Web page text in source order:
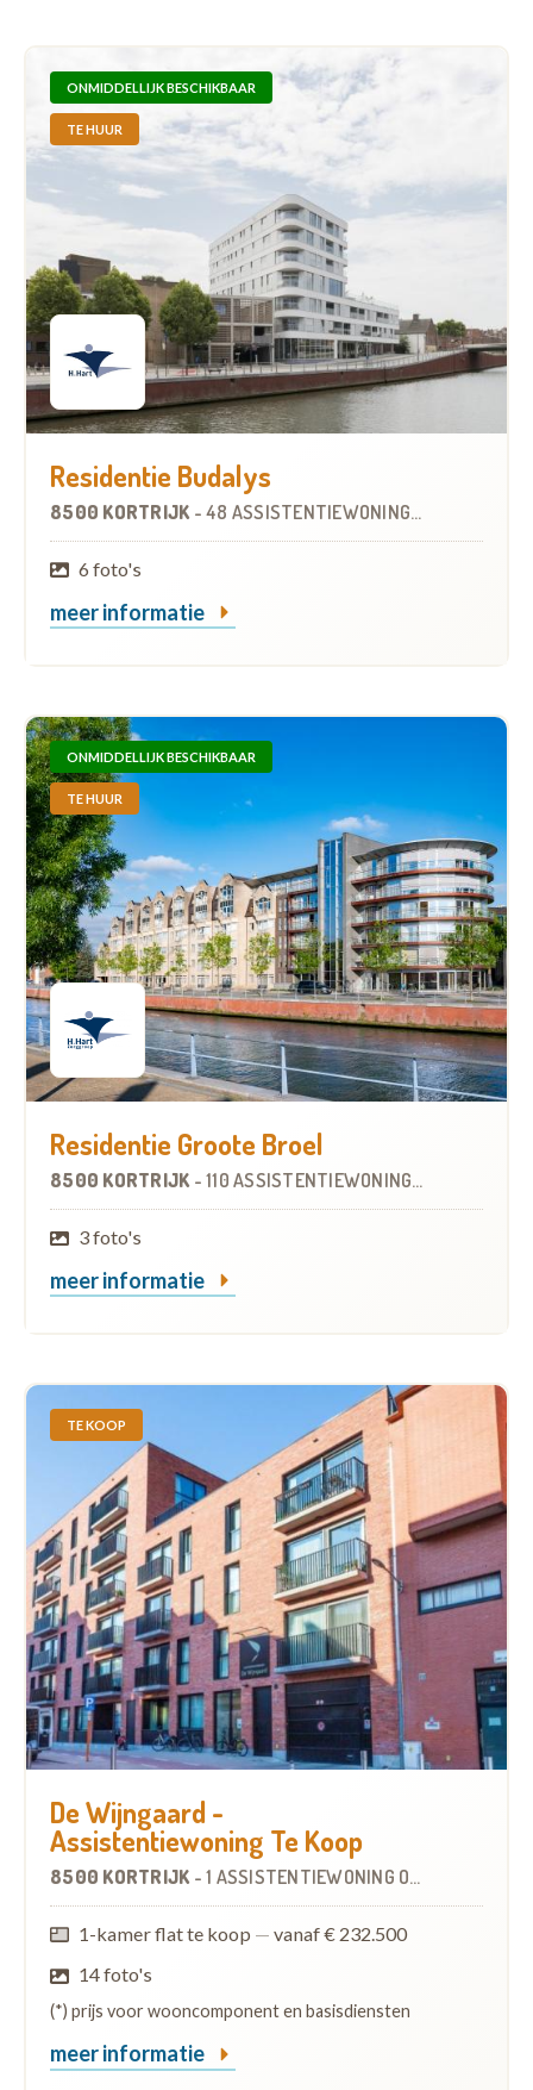
ONMIDDELLIJK BESCHIKBAAR
TE HUUR
Residentie Budalys
8500 KORTRIJK - 48 ASSISTENTIEWONINGEN
6 foto's
meer informatie
ONMIDDELLIJK BESCHIKBAAR
TE HUUR
Residentie Groote Broel
8500 KORTRIJK - 110 ASSISTENTIEWONINGEN
3 foto's
meer informatie
TE KOOP
De Wijngaard -
Assistentiewoning Te Koop
8500 KORTRIJK - 1 ASSISTENTIEWONING OP
1-kamer flat te koop — vanaf € 232.500
14 foto's
(*) prijs voor wooncomponent en basisdiensten
meer informatie